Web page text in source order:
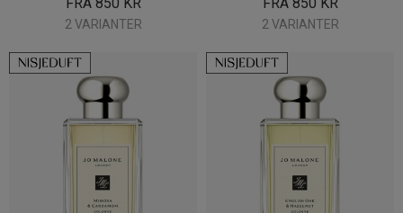
2 VARIANTER 2 VARIANTER